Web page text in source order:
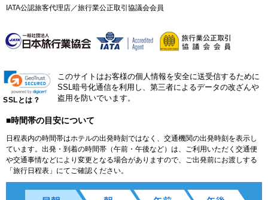
IATA公認旅客代理店／旅行業公正取引協議会会員
SSLとは？
このサイトはお客様の個人情報を安全に送受信するために
SSL暗号化通信を利用し、第三者によるデータの改ざんや
盗用を防いでいます。
■時間帯の目安について
日程表内の時間帯はホテルの出発時刻ではなく、交通機関の出発時刻を表示し
ています。出発・到着の時間帯（午前・午後など）は、ご利用いただく交通便
や交通事情などにより変更となる場合がありますので、ご出発前にお渡しする
「旅行日程表」にてご確認ください。